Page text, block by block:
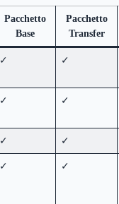
Pacchetto
Base
Pacchetto
Transfer
✓ ✓
✓ ✓
✓ ✓
✓ ✓